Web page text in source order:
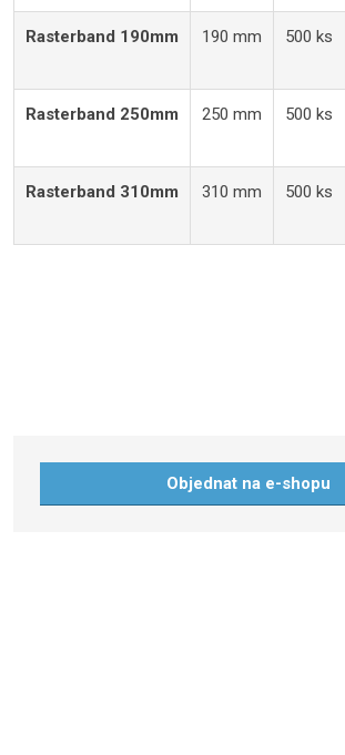
Rasterband 190mm 190 mm 500 ks
Rasterband 250mm 250 mm 500 ks
Rasterband 310mm 310 mm 500 ks
Objednat na e-shopu